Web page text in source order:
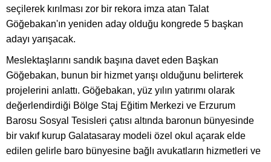
seçilerek kırılması zor bir rekora imza atan Talat
Göğebakan'ın yeniden aday olduğu kongrede 5 başkan
adayı yarışacak.
Meslektaşlarını sandık başına davet eden Başkan
Göğebakan, bunun bir hizmet yarışı olduğunu belirterek
projelerini anlattı. Göğebakan, yüz yılın yatırımı olarak
değerlendirdiği Bölge Staj Eğitim Merkezi ve Erzurum
Barosu Sosyal Tesisleri çatısı altında baronun bünyesinde
bir vakıf kurup Galatasaray modeli özel okul açarak elde
edilen gelirle baro bünyesine bağlı avukatların hizmetleri ve